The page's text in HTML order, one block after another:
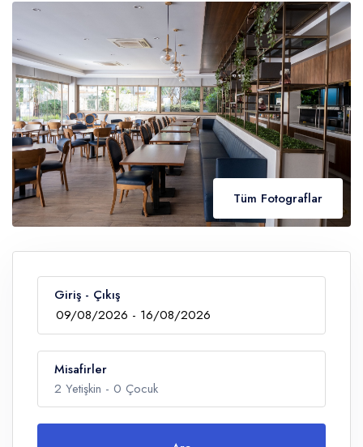
Tüm Fotograflar
Giriş - Çıkış
Misafirler
2 Yetişkin - 0 Çocuk